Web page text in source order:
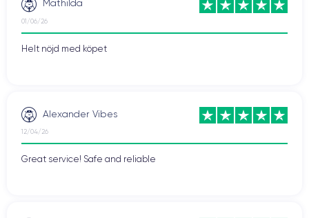
Mathilda
01/06/26
Helt nöjd med köpet
Alexander Vibes
12/04/26
Great service! Safe and reliable